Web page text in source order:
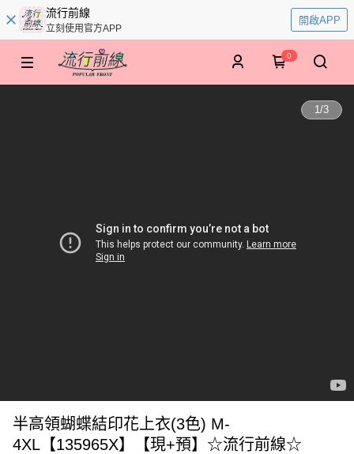
流行前線
立刻使用官方APP
開啟APP
0
1/3
半高領蝴蝶結印花上衣(3色) M-
4XL【135965X】【現+預】☆流行前線☆